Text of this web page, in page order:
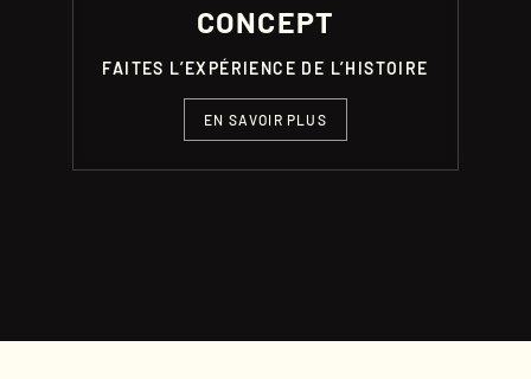
CONCEPT
FAITES L’EXPÉRIENCE DE L’HISTOIRE
EN SAVOIR PLUS